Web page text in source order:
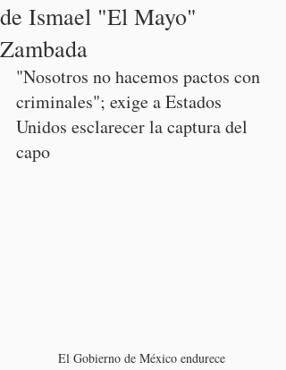
de Ismael "El Mayo"
Zambada
"Nosotros no hacemos pactos con
criminales"; exige a Estados
Unidos esclarecer la captura del
capo
El Gobierno de México endurece